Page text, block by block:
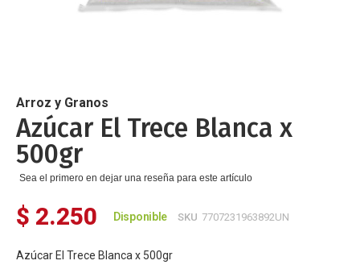
de
la
galería
de
imágenes
Arroz y Granos
Azúcar El Trece Blanca x
500gr
Sea el primero en dejar una reseña para este artículo
$ 2.250 Disponible SKU 7707231963892UN
Azúcar El Trece Blanca x 500gr